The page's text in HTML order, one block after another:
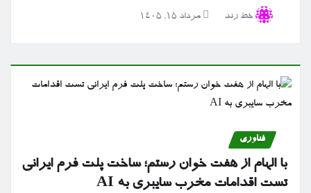
خط رند مرداد ۱۵, ۱۴۰۵
فناوری
با الهام از هفت خوان رستم؛ ساخت پلت فرم ایرانی
تست اقدامات مخرب سایبری به AI